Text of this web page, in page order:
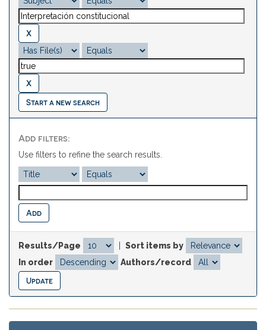
Start a new search
Add filters:
Use filters to refine the search results.
Results/Page
Sort items by
In order
Authors/record